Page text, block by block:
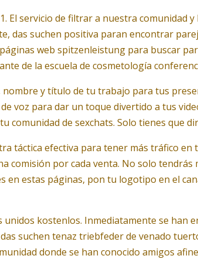
servicio de filtrar a nuestra comunidad
das suchen positiva paran encontrar
web spitzenleistung para buscar
de la escuela de cosmetología
y título de tu trabajo para tus
voz para dar un toque divertido a tus
de sexchats. Solo tienes que
táctica efectiva para tener más tráfico en
comisión por cada venta. No solo tendrás
estas páginas, pon tu logotipo en el
kostenlos. Inmediatamente se han
suchen tenaz triebfeder de venado
donde se han conocido amigos